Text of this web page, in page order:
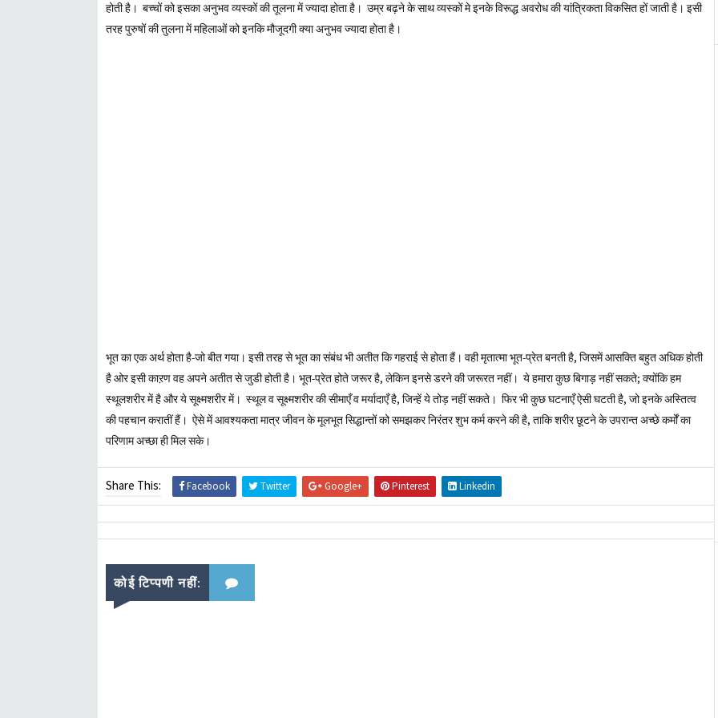
होती है। बच्चों को इसका अनुभव व्यस्कों की तूलना में ज्यादा होता है। उम्र बढ़ने के साथ व्यस्कों मे इनके विरूद्ध अवरोध की यांत्रिकता विकसित हों जाती है। इसी
तरह पुरुषों की तुलना में महिलाओं को इनकि मौजूदगी क्या अनुभव ज्यादा होता है।
भूत का एक अर्थ होता है-जो बीत गया। इसी तरह से भूत का संबंध भी अतीत कि गहराई से होता हैं। वही मृतात्मा भूत-प्रेत बनती है, जिसमें आसक्ति बहुत अधिक होती
है ओर इसी काऱण वह अपने अतीत से जुडी होती है। भूत-प्रेत होते जरूर है, लेकिन इनसे डरने की जरूरत नहीं। ये हमारा कुछ बिगाड़ नहीं सकते; क्योंकि हम
स्थूलशरीर में है और ये सूक्ष्मशरीर में। स्थूल व सूक्ष्मशरीर की सीमाएँ व मर्यादाएँ है, जिन्हें ये तोड़ नहीं सकते। फिर भी कुछ घटनाएँ ऐसी घटती है, जो इनके अस्तित्व
की पहचान करातीं हैं। ऐसे में आवश्यकता मात्र जीवन के मूलभूत सिद्धान्तों को समझकर निरंतर शुभ कर्म करने की है, ताकि शरीर छूटने के उपरान्त अच्छे कर्मों का
परिणाम अच्छा ही मिल सके।
Share This: Facebook Twitter Google+ Pinterest Linkedin
कोई टिप्पणी नहीं: